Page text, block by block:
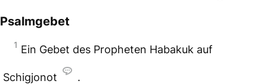
Psalmgebet
1 Ein Gebet des Propheten Habakuk auf
Schigjonot .